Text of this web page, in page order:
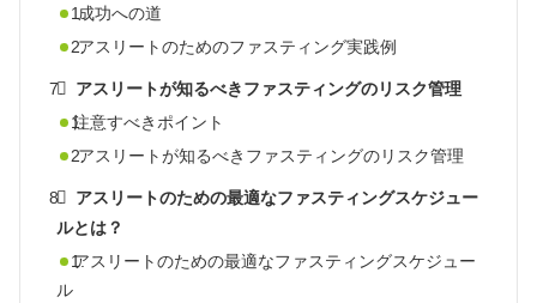
成功への道
アスリートのためのファスティング実践例
アスリートが知るべきファスティングのリスク管理
注意すべきポイント
アスリートが知るべきファスティングのリスク管理
アスリートのための最適なファスティングスケジュー
ルとは？
アスリートのための最適なファスティングスケジュー
ル